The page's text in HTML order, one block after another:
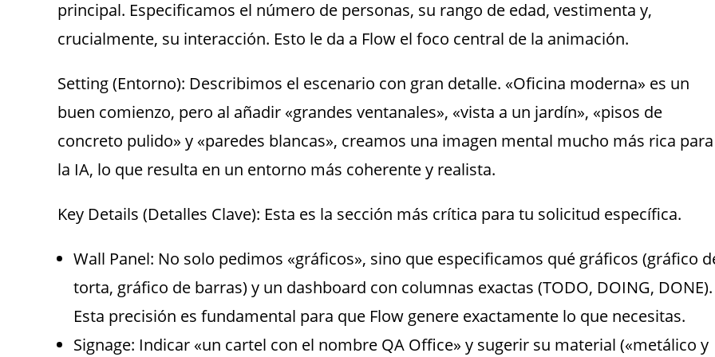
principal. Especificamos el número de personas, su rango de edad, vestimenta y,
crucialmente, su interacción. Esto le da a Flow el foco central de la animación.
Setting (Entorno): Describimos el escenario con gran detalle. «Oficina moderna» es un
buen comienzo, pero al añadir «grandes ventanales», «vista a un jardín», «pisos de
concreto pulido» y «paredes blancas», creamos una imagen mental mucho más rica para
la IA, lo que resulta en un entorno más coherente y realista.
Key Details (Detalles Clave): Esta es la sección más crítica para tu solicitud específica.
Wall Panel: No solo pedimos «gráficos», sino que especificamos qué gráficos (gráfico
torta, gráfico de barras) y un dashboard con columnas exactas (TODO, DOING, DONE).
Esta precisión es fundamental para que Flow genere exactamente lo que necesitas.
Signage: Indicar «un cartel con el nombre QA Office» y sugerir su material («metálico y